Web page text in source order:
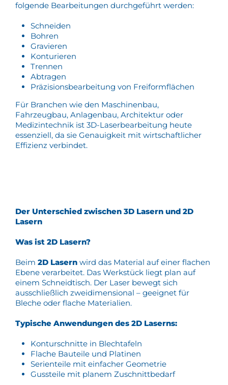
folgende Bearbeitungen durchgeführt werden:
Schneiden
Bohren
Gravieren
Konturieren
Trennen
Abtragen
Präzisionsbearbeitung von Freiformflächen
Für Branchen wie den Maschinenbau,
Fahrzeugbau, Anlagenbau, Architektur oder
Medizintechnik ist 3D-Laserbearbeitung heute
essenziell, da sie Genauigkeit mit wirtschaftlicher
Effizienz verbindet.
Der Unterschied zwischen 3D Lasern und 2D
Lasern
Was ist 2D Lasern?
Beim 2D Lasern wird das Material auf einer flachen
Ebene verarbeitet. Das Werkstück liegt plan auf
einem Schneidtisch. Der Laser bewegt sich
ausschließlich zweidimensional – geeignet für
Bleche oder flache Materialien.
Typische Anwendungen des 2D Laserns:
Konturschnitte in Blechtafeln
Flache Bauteile und Platinen
Serienteile mit einfacher Geometrie
Gussteile mit planem Zuschnittbedarf